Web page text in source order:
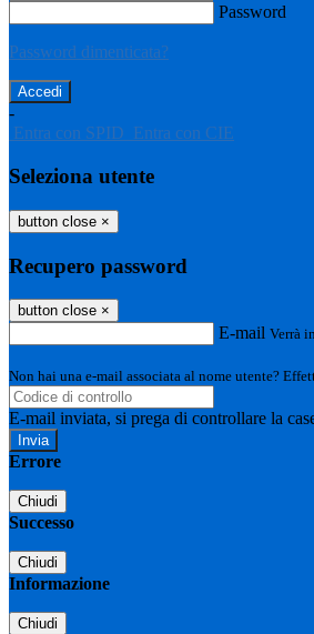
Password
Password dimenticata?
-
Entra con SPID Entra con CIE
Seleziona utente
button close ×
Recupero password
button close ×
E-mail Verrà
Non hai una e-mail associata al nome utente?
E-mail inviata, si prega di controllare la
Errore
Chiudi
Successo
Chiudi
Informazione
Chiudi